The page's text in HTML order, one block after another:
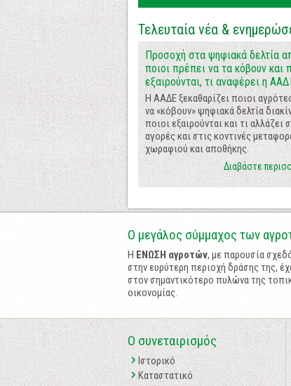
Τελευταία νέα &
Προσοχή στα ψηφιακά δελτία
ποιοι πρέπει να τα κόβουν και
εξαιρούνται, τι αναφέρει η
Η ΑΑΔΕ ξεκαθαρίζει ποιοι
να «κόβουν» ψηφιακά δελτία
ποιοι εξαιρούνται και τι αλλάζει
αγορές και στις κοντινές
χωραφιού και αποθήκης.
Διαβάστε
Ο μεγάλος σύμμαχος των
Η ΕΝΩΣΗ αγροτών, με παρουσία
στην ευρύτερη περιοχή δράσης της,
στον σημαντικότερο πυλώνα της
οικονομίας.
Ο συνεταιρισμός
Ιστορικό
Καταστατικό